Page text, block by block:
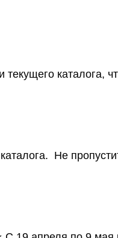
каталога,
Не